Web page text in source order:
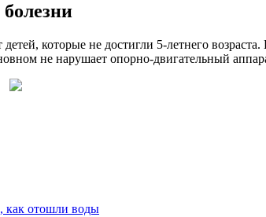
которые не достигли 5-летнего
не нарушает опорно-двигательный
как отошли воды